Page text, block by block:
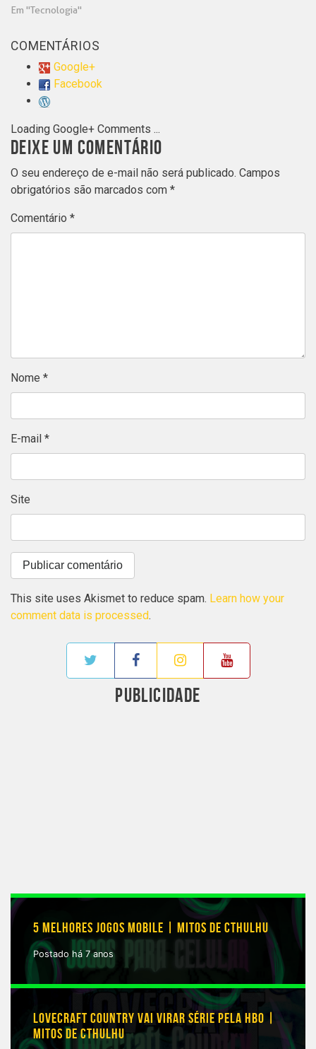
Em "Tecnologia"
COMENTÁRIOS
Google+
Facebook
Loading Google+ Comments ...
DEIXE UM COMENTÁRIO
O seu endereço de e-mail não será publicado. Campos
obrigatórios são marcados com *
Comentário *
Nome *
E-mail *
Site
This site uses Akismet to reduce spam. Learn how your
comment data is processed.
PUBLICIDADE
5 MELHORES JOGOS MOBILE | MITOS DE CTHULHU
Postado há 7 anos
LOVECRAFT COUNTRY VAI VIRAR SÉRIE PELA HBO |
MITOS DE CTHULHU